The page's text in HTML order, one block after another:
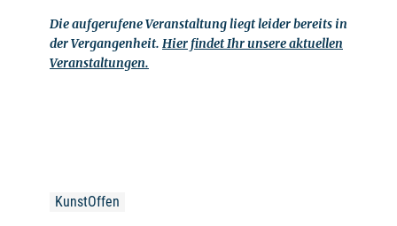
Die aufgerufene Veranstaltung liegt leider bereits in
der Vergangenheit. Hier findet Ihr unsere aktuellen
Veranstaltungen.
KunstOffen